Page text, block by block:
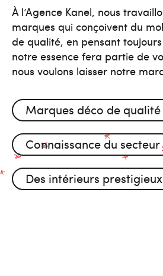
À l’Agence Kanel, nous
marques qui conçoivent du
de qualité, en pensant
notre essence fera partie de
nous voulons laisser notre
Marques déco de qualité
Connaissance du secteur
Des intérieurs prestigieux